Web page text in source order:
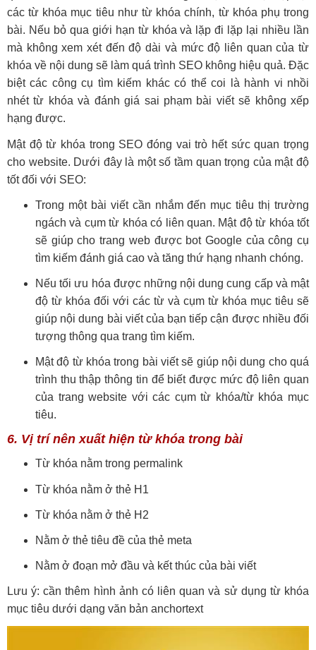
các từ khóa mục tiêu như từ khóa chính, từ khóa phụ trong
bài. Nếu bỏ qua giới hạn từ khóa và lặp đi lặp lại nhiều lần
mà không xem xét đến độ dài và mức độ liên quan của từ
khóa về nội dung sẽ làm quá trình SEO không hiệu quả. Đặc
biệt các công cụ tìm kiếm khác có thể coi là hành vi nhồi
nhét từ khóa và đánh giá sai phạm bài viết sẽ không xếp
hạng được.
Mật độ từ khóa trong SEO đóng vai trò hết sức quan trọng
cho website. Dưới đây là một số tầm quan trọng của mật độ
tốt đối với SEO:
Trong một bài viết cần nhắm đến mục tiêu thị trường
ngách và cụm từ khóa có liên quan. Mật độ từ khóa tốt
sẽ giúp cho trang web được bot Google của công cụ
tìm kiếm đánh giá cao và tăng thứ hạng nhanh chóng.
Nếu tối ưu hóa được những nội dung cung cấp và mật
độ từ khóa đối với các từ và cụm từ khóa mục tiêu sẽ
giúp nội dung bài viết của bạn tiếp cận được nhiều đối
tượng thông qua trang tìm kiếm.
Mật độ từ khóa trong bài viết sẽ giúp nội dung cho quá
trình thu thập thông tin để biết được mức độ liên quan
của trang website với các cụm từ khóa/từ khóa mục
tiêu.
6. Vị trí nên xuất hiện từ khóa trong bài
Từ khóa nằm trong permalink
Từ khóa nằm ở thẻ H1
Từ khóa nằm ở thẻ H2
Nằm ở thẻ tiêu đề của thẻ meta
Nằm ở đoạn mở đầu và kết thúc của bài viết
Lưu ý: cần thêm hình ảnh có liên quan và sử dụng từ khóa
mục tiêu dưới dạng văn bản anchortext